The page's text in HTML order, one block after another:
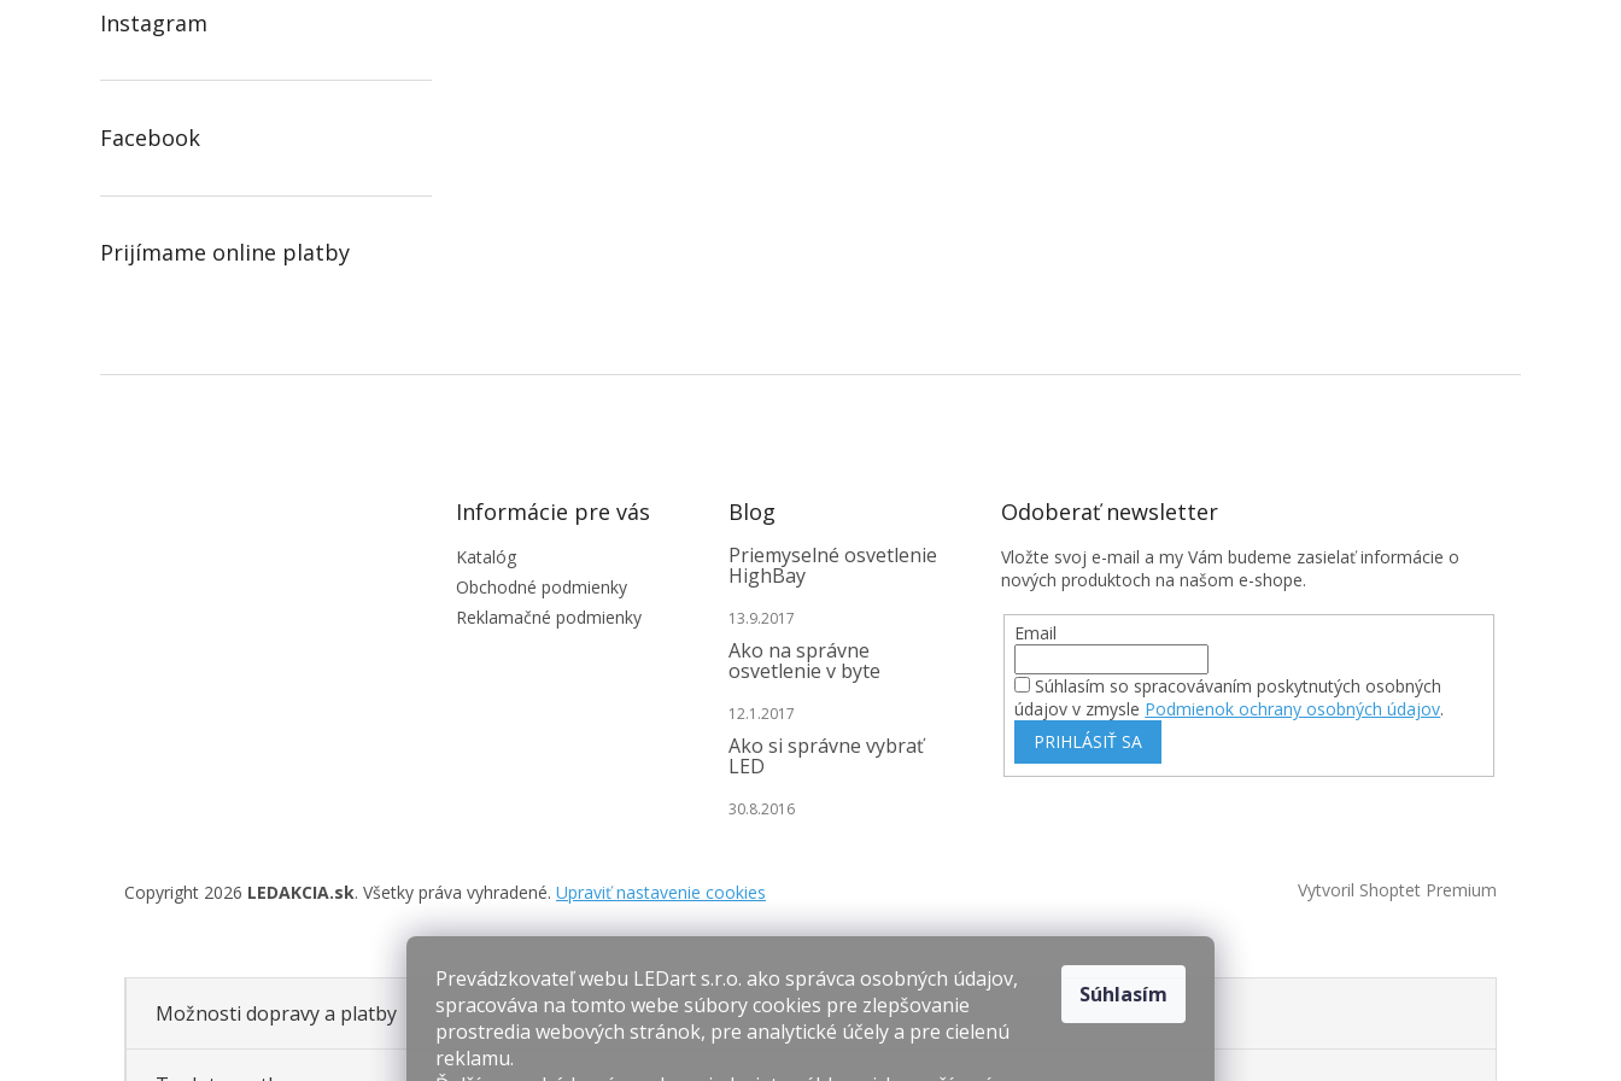
Prevádzkovateľ webu LEDart s.r.o. ako správca osobných údajov,
spracováva na tomto webe súbory cookies pre zlepšovanie
prostredia webových stránok, pre analytické účely a pre cielenú
reklamu.
Súhlasím
Instagram
Facebook
Prijímame online platby
Informácie pre vás
Katalóg
Obchodné podmienky
Reklamačné podmienky
Blog
Priemyselné osvetlenie
HighBay
13.9.2017
Ako na správne
osvetlenie v byte
12.1.2017
Ako si správne vybrať
LED
30.8.2016
Odoberať newsletter
Vložte svoj e-mail a my Vám budeme zasielať informácie o
nových produktoch na našom e-shope.
Email
Súhlasím so spracovávaním poskytnutých osobných
údajov v zmysle Podmienok ochrany osobných údajov.
PRIHLÁSIŤ SA
Vytvoril Shoptet Premium
Copyright 2026 LEDAKCIA.sk. Všetky práva vyhradené. Upraviť nastavenie cookies
Možnosti dopravy a platby